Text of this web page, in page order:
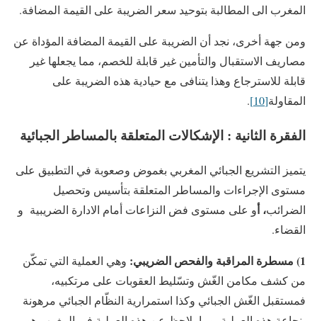
المغرب الى المطالبة بتوحيد سعر الضريبة على القيمة المضافة.
ومن جهة أخرى، نجد أن الضريبة على القيمة المضافة المؤداة عن
مصاريف الاستقبال والتأمين غير قابلة للخصم، مما يجعلها غير
قابلة للاسترجاع وهذا يتنافى مع حيادية هذه الضريبة على
المقاولة[10]
.
الفقرة الثانية : الإشكالات المتعلقة بالمساطر الجبائية
يتميز التشريع الجبائي المغربي بغموض وصعوبة في التطبيق على
مستوى الإجراءات والمساطر المتعلقة بتأسيس وتحصيل
الضرائب، أو على مستوى فض النزاعات أمام الادارة الضريبية و
القضاء.
1) مسطرة المراقبة والفحص الضريبي:
وهي العملية التي تمكّن
من كشف مكامن الغّش وتسّليط العقوبات على مرتكبيه،
فمستقبل الغّش الجبائي وكذا استمرارية النظّام الجبائي مرهونة